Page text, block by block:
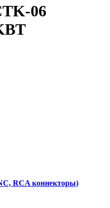
06
RCA коннекторы)